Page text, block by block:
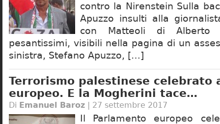
contro la Nirenstein Sulla
Apuzzo insulti alla
con Matteoli di Alberto
pesantissimi, visibili nella pagina di un
sinistra, Stefano Apuzzo, […]
Terrorismo palestinese celebrato
europeo. E la Mogherini tace…
Di Emanuel Baroz | 27 settembre 2017
Il Parlamento europeo